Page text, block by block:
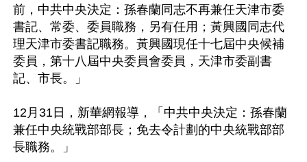
前，中共中央決定：孫春蘭同志不再兼任天津市委
書記、常委、委員職務，另有任用；黃興國同志代
理天津市委書記職務。黃興國現任十七屆中央候補
委員，第十八屆中央委員會委員，天津市委副書
記、市長。」
12月31日，新華網報導，「中共中央決定：孫春蘭
兼任中央統戰部部長；免去令計劃的中央統戰部部
長職務。」